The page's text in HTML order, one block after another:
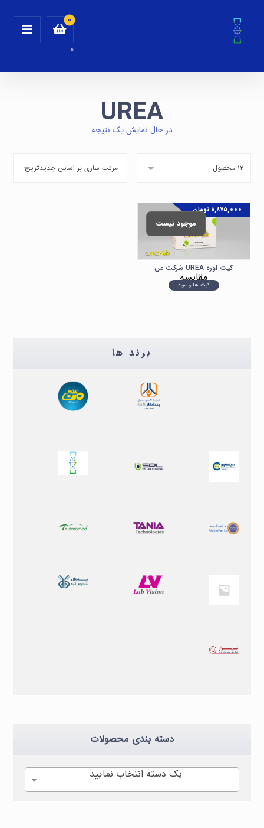
0
UREA
در حال نمایش یک نتیجه
کیت اوره UREA شرکت من
کیت ها و مواد
۸,۸۷۵,۰۰۰ تومان
موجود نیست
مقایسه
برند ها
دسته بندی محصولات
یک دسته انتخاب نمایید